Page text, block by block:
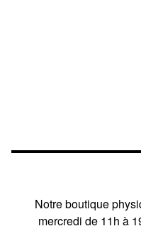
Notre boutique
mercredi de 11h à